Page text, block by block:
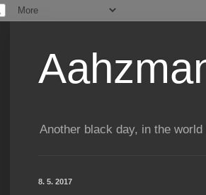
Another black day, in the
8. 5. 2017